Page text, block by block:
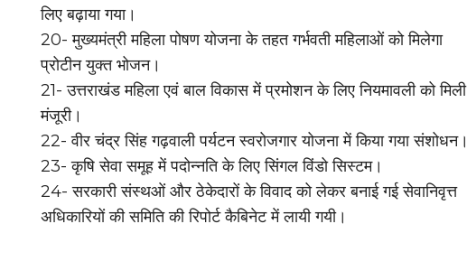
लिए बढ़ाया गया।
20- मुख्यमंत्री महिला पोषण योजना के तहत गर्भवती महिलाओं को मिलेगा
प्रोटीन युक्त भोजन।
21- उत्तराखंड महिला एवं बाल विकास में प्रमोशन के लिए नियमावली को मिली
मंजूरी।
22- वीर चंद्र सिंह गढ़वाली पर्यटन स्वरोजगार योजना में किया गया संशोधन।
23- कृषि सेवा समूह में पदोन्नति के लिए सिंगल विंडो सिस्टम।
24- सरकारी संस्थओं और ठेकेदारों के विवाद को लेकर बनाई गई सेवानिवृत्त
अधिकारियों की समिति की रिपोर्ट कैबिनेट में लायी गयी।